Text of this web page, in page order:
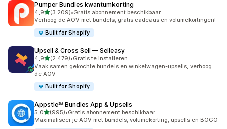
Pumper Bundles kwantumkorting
4,9van 5 sterren
(3.209)
3209 recensies in totaal
•Gratis abonnement beschikbaar
Verhoog de AOV met bundels, gratis cadeaus en volumekortingen!
Built for Shopify
Upsell & Cross Sell — Selleasy
4,9van 5 sterren
(2.479)
2479 recensies in totaal
•Gratis te installeren
Vaak samen gekochte bundels en winkelwagen-upsells, verhoog
de AOV
Built for Shopify
Appstle℠ Bundles App & Upsells
5,0van 5 sterren
(995)
995 recensies in totaal
•Gratis abonnement beschikbaar
Maximaliseer je AOV met bundels, volumekorting, upsells en BOGO